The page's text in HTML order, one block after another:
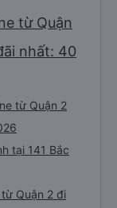
từ Quận
nhất: 40
từ Quận 2
tại 141 Bắc
Quận 2 đi